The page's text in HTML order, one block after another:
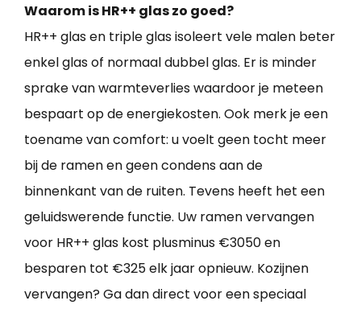
Waarom is HR++ glas zo goed?
HR++ glas en triple glas isoleert vele malen beter
enkel glas of normaal dubbel glas. Er is minder
sprake van warmteverlies waardoor je meteen
bespaart op de energiekosten. Ook merk je een
toename van comfort: u voelt geen tocht meer
bij de ramen en geen condens aan de
binnenkant van de ruiten. Tevens heeft het een
geluidswerende functie. Uw ramen vervangen
voor HR++ glas kost plusminus €3050 en
besparen tot €325 elk jaar opnieuw. Kozijnen
vervangen? Ga dan direct voor een speciaal